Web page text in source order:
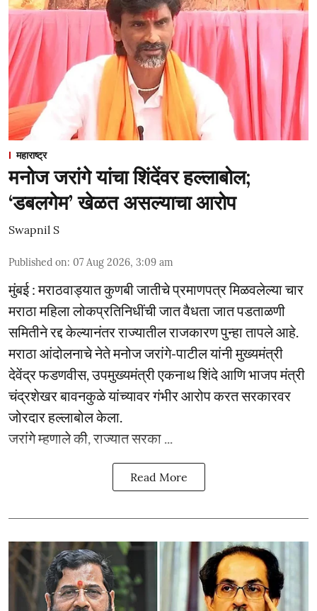
महाराष्ट्र
मनोज जरांगे यांचा शिंदेंवर हल्लाबोल;
‘डबलगेम’ खेळत असल्याचा आरोप
Swapnil S
Published on: 07 Aug 2026, 3:09 am
मुंबई : मराठवाड्यात कुणबी जातीचे प्रमाणपत्र मिळवलेल्या चार
मराठा महिला लोकप्रतिनिधींची जात वैधता जात पडताळणी
समितीने रद्द केल्यानंतर राज्यातील राजकारण पुन्हा तापले आहे.
मराठा आंदोलनाचे नेते मनोज जरांगे-पाटील यांनी मुख्यमंत्री
देवेंद्र फडणवीस, उपमुख्यमंत्री एकनाथ शिंदे आणि भाजप मंत्री
चंद्रशेखर बावनकुळे यांच्यावर गंभीर आरोप करत सरकारवर
जोरदार हल्लाबोल केला.
जरांगे म्हणाले की, राज्यात सरका ...
Read More